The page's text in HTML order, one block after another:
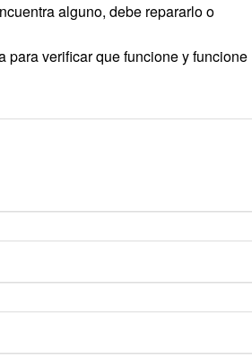
alguno, debe repararlo o
para verificar que funcione y funcione